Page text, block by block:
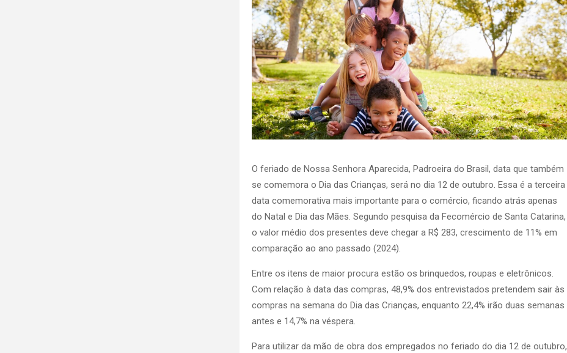
O feriado de Nossa Senhora Aparecida, Padroeira do Brasil, data que também
se comemora o Dia das Crianças, será no dia 12 de outubro. Essa é a terceira
data comemorativa mais importante para o comércio, ficando atrás apenas
do Natal e Dia das Mães. Segundo pesquisa da Fecomércio de Santa Catarina,
o valor médio dos presentes deve chegar a R$ 283, crescimento de 11% em
comparação ao ano passado (2024).
Entre os itens de maior procura estão os brinquedos, roupas e eletrônicos.
Com relação à data das compras, 48,9% dos entrevistados pretendem sair às
compras na semana do Dia das Crianças, enquanto 22,4% irão duas semanas
antes e 14,7% na véspera.
Para utilizar da mão de obra dos empregados no feriado do dia 12 de outubro,